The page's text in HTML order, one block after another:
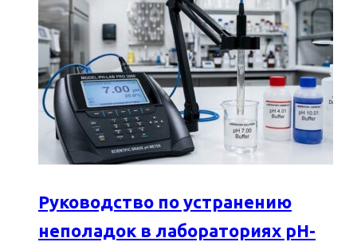
Руководство по устранению
неполадок в лабораториях pH-